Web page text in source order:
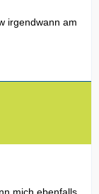
irgendwann am
mich ebenfalls